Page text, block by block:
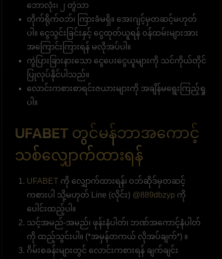
ဘောလုံး၊ ၂ တွဲသာ
တိုက်ရိုက်ဝဘ်၊ ကြားခံမရှိ။ အေးဂျင့်မှတဆင့်မဟုတ်
ပါ။ ငွေသွင်းခြင်းနှင့် ငွေထုတ်ယူရန် ဝန်ထမ်းများအား
အကြောင်းကြားရန် မလိုအပ်ပါ။
ကွဲပြားခြားနားသော ငွေပေးငွေယူများကို သင်ကိုယ်တိုင်
ပြုလုပ်နိုင်ပါသည်။
လောင်းကစားစာရင်းဇယားများကို အချိန်မရွေးကြည့်ရှု
ပါ။
UFABET တွင်မန်ဘာအကောင့်
သစ်လျှောက်ထားရန်
UFABET ကို လျှောက်ထားရန်၊ ဝဘ်ဆိုဒ်မှတဆင့်
ကစားပါ သို့မဟုတ် Line (လိုင်း) @889dbzyp ကို
ပေါင်းထည့်ပါ။
သင့်အမည်-အမည်၊ ဖုန်းနံပါတ်၊ ဘဏ်အကောင့်နံပါတ်
ကို ထည့်သွင်းပါ။ (*အမှန်တကယ် လိုအပ်ချက်*) ။
ဂိမ်းစခန်းများတွင် လောင်းကစားရန် ချက်ချင်း